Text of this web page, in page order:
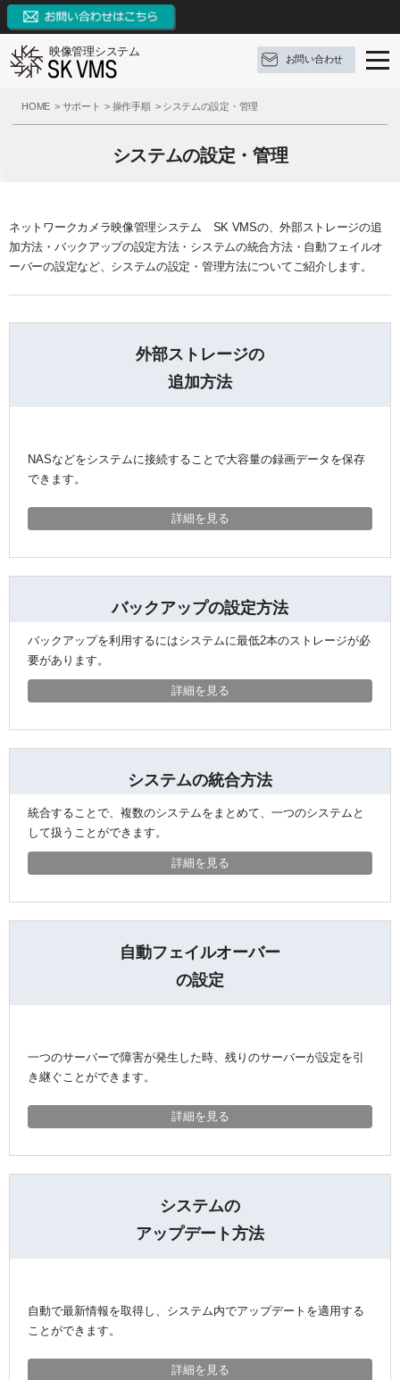
映像管理システム
お問い合わせ
SK VMSとは
構成例
参考録画日数
最大接続台数
9つの革新点
対応カメラメーカー・デバイス
イベントとアクション
外部システムとの連携
ユーザー管理
レイアウトの作成
録画映像のバックアップ
サポート
サポート
ダウンロード
デモサーバー
ブログ
システム・ケイAIサイトへ
システ・ケイカメラサイトへ
HOME サポート 操作手順 システムの設定・管理
システムの設定・管理
ネットワークカメラ映像管理システム SK VMSの、外部ストレージの追
加方法・バックアップの設定方法・システムの統合方法・自動フェイルオ
ーバーの設定など、システムの設定・管理方法についてご紹介します。
外部ストレージの
追加方法
NASなどをシステムに接続することで大容量の録画データを保存
できます。
詳細を見る
バックアップの設定方法
バックアップを利用するにはシステムに最低2本のストレージが必
要があります。
詳細を見る
システムの統合方法
統合することで、複数のシステムをまとめて、一つのシステムと
して扱うことができます。
詳細を見る
自動フェイルオーバー
の設定
一つのサーバーで障害が発生した時、残りのサーバーが設定を引
き継ぐことができます。
詳細を見る
システムの
アップデート方法
自動で最新情報を取得し、システム内でアップデートを適用する
ことができます。
詳細を見る